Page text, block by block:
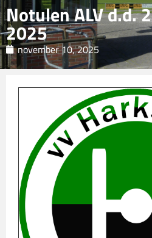
Notulen ALV d.d.
2025
november 10, 2025